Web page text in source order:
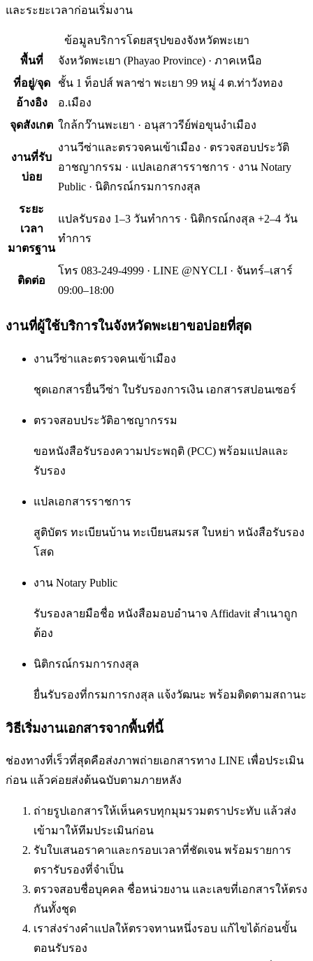
และระยะเวลาก่อนเริ่มงาน
ข้อมูลบริการโดยสรุปของจังหวัดพะเยา
พื้นที่
จังหวัดพะเยา (Phayao Province) · ภาคเหนือ
ที่อยู่/จุด
อ้างอิง
ชั้น 1 ท็อปส์ พลาซ่า พะเยา 99 หมู่ 4 ต.ท่าวังทอง
อ.เมือง
จุดสังเกต ใกล้กว๊านพะเยา · อนุสาวรีย์พ่อขุนงำเมือง
งานที่รับ
บ่อย
งานวีซ่าและตรวจคนเข้าเมือง · ตรวจสอบประวัติ
อาชญากรรม · แปลเอกสารราชการ · งาน Notary
Public · นิติกรณ์กรมการกงสุล
ระยะ
เวลา
มาตรฐาน
แปลรับรอง 1–3 วันทำการ · นิติกรณ์กงสุล +2–4 วัน
ทำการ
ติดต่อ
โทร 083-249-4999 · LINE @NYCLI · จันทร์–เสาร์
09:00–18:00
งานที่ผู้ใช้บริการในจังหวัดพะเยาขอบ่อยที่สุด
งานวีซ่าและตรวจคนเข้าเมือง
ชุดเอกสารยื่นวีซ่า ใบรับรองการเงิน เอกสารสปอนเซอร์
ตรวจสอบประวัติอาชญากรรม
ขอหนังสือรับรองความประพฤติ (PCC) พร้อมแปลและ
รับรอง
แปลเอกสารราชการ
สูติบัตร ทะเบียนบ้าน ทะเบียนสมรส ใบหย่า หนังสือรับรอง
โสด
งาน Notary Public
รับรองลายมือชื่อ หนังสือมอบอำนาจ Affidavit สำเนาถูก
ต้อง
นิติกรณ์กรมการกงสุล
ยื่นรับรองที่กรมการกงสุล แจ้งวัฒนะ พร้อมติดตามสถานะ
วิธีเริ่มงานเอกสารจากพื้นที่นี้
ช่องทางที่เร็วที่สุดคือส่งภาพถ่ายเอกสารทาง LINE เพื่อประเมิน
ก่อน แล้วค่อยส่งต้นฉบับตามภายหลัง
ถ่ายรูปเอกสารให้เห็นครบทุกมุมรวมตราประทับ แล้วส่ง
เข้ามาให้ทีมประเมินก่อน
รับใบเสนอราคาและกรอบเวลาที่ชัดเจน พร้อมรายการ
ตรารับรองที่จำเป็น
ตรวจสอบชื่อบุคคล ชื่อหน่วยงาน และเลขที่เอกสารให้ตรง
กันทั้งชุด
เราส่งร่างคำแปลให้ตรวจทานหนึ่งรอบ แก้ไขได้ก่อนขั้น
ตอนรับรอง